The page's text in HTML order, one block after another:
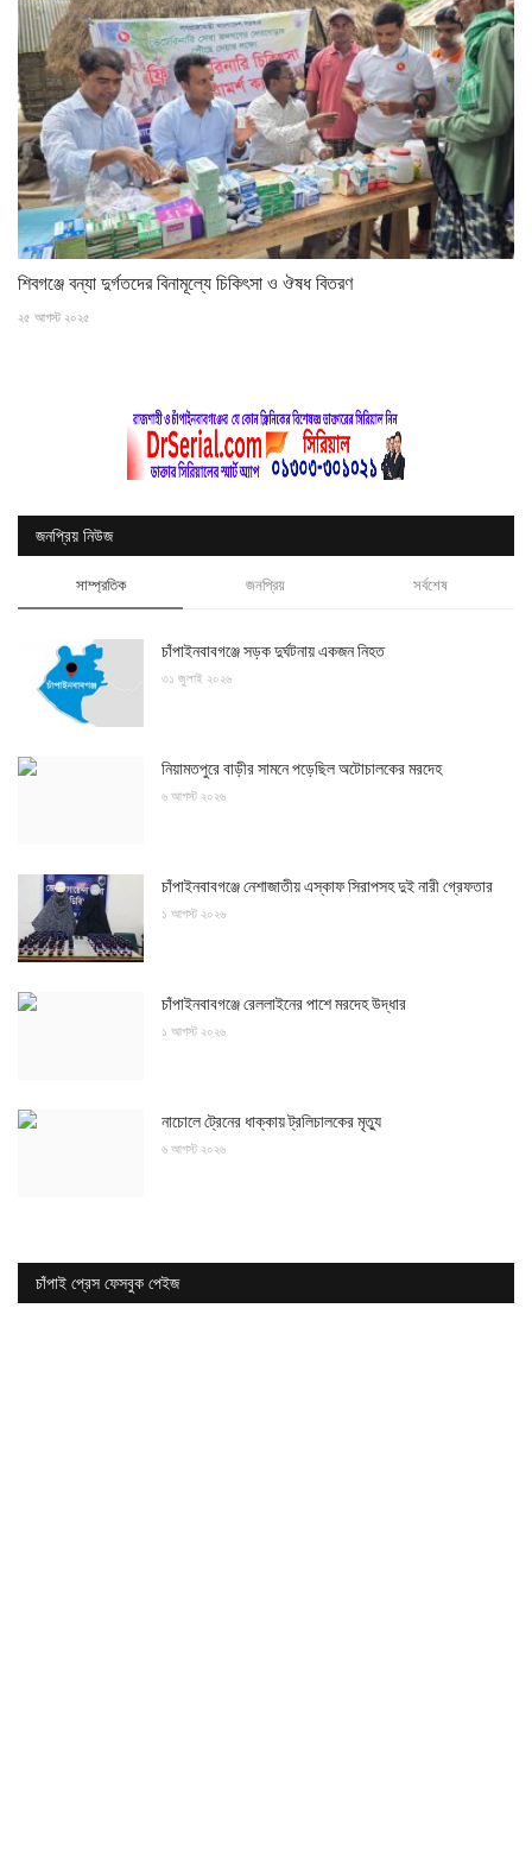
শিবগঞ্জে বন্যা দুর্গতদের বিনামূল্যে চিকিৎসা ও ঔষধ বিতরণ
২৫ আগস্ট ২০২৫
জনপ্রিয় নিউজ
সাম্প্রতিক জনপ্রিয় সর্বশেষ
চাঁপাইনবাবগঞ্জে সড়ক দুর্ঘটনায় একজন নিহত
৩১ জুলাই ২০২৬
নিয়ামতপুরে বাড়ীর সামনে পড়েছিল অটোচালকের মরদেহ
৬ আগস্ট ২০২৬
চাঁপাইনবাবগঞ্জে নেশাজাতীয় এস্কাফ সিরাপসহ দুই নারী গ্রেফতার
১ আগস্ট ২০২৬
চাঁপাইনবাবগঞ্জে রেললাইনের পাশে মরদেহ উদ্ধার
১ আগস্ট ২০২৬
নাচোলে ট্রেনের ধাক্কায় ট্রলিচালকের মৃত্যু
৬ আগস্ট ২০২৬
চাঁপাই প্রেস ফেসবুক পেইজ